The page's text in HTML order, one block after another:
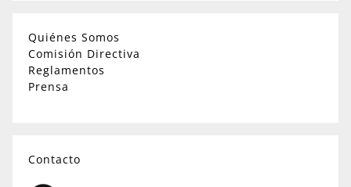
Quiénes Somos
Comisión Directiva
Reglamentos
Prensa
Contacto